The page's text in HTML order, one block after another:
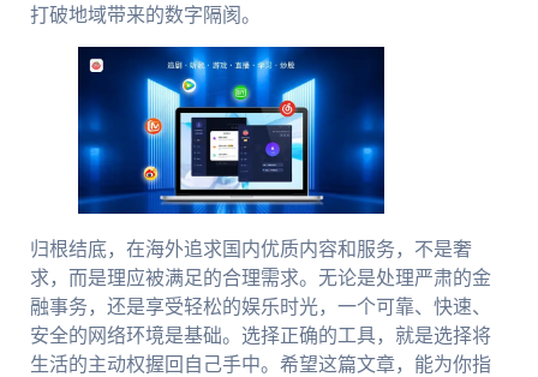
打破地域带来的数字隔阂。
归根结底，在海外追求国内优质内容和服务，不是奢
求，而是理应被满足的合理需求。无论是处理严肃的金
融事务，还是享受轻松的娱乐时光，一个可靠、快速、
安全的网络环境是基础。选择正确的工具，就是选择将
生活的主动权握回自己手中。希望这篇文章，能为你指